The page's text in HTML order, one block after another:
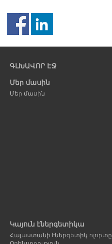
էջ
ԳԼԽԱՎՈՐ ԷՋ
Մեր մասին
Մեր մասին
Կայուն էներգետիկա
Հայաստանի էներգետիկ ոլորտը